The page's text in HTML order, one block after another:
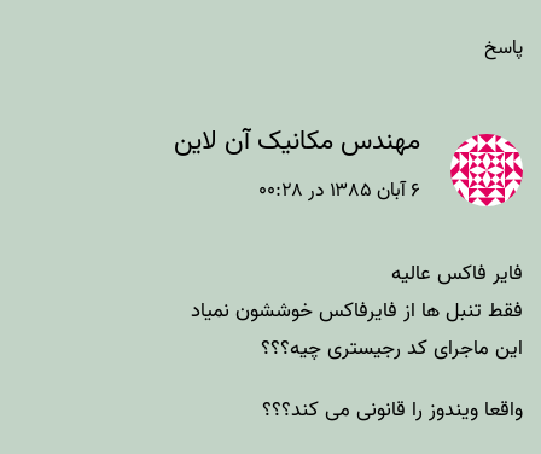
پاسخ
مهندس مکانیک آن لاین
۶ آبان ۱۳۸۵ در ۰۰:۲۸
فایر فاکس عالیه
فقط تنبل ها از فایرفاکس خوششون نمیاد
این ماجرای کد رجیستری چیه؟؟؟
واقعا ویندوز را قانونی می کند؟؟؟